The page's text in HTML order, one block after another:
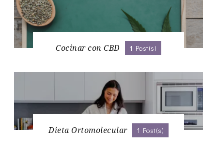
Cocinar con CBD 1 Post(s)
Dieta Ortomolecular 1 Post(s)